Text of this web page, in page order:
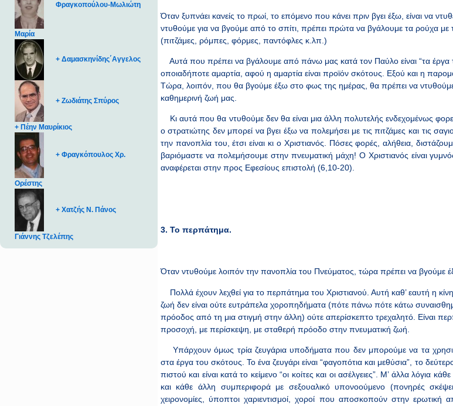
Φραγκοπούλου-Μωλιώτη
Μαρία
+ Δαμασκηνίδης΄Αγγελος
+ Ζωδιάτης Σπύρος
+ Πέην Μαυρίκιος
+ Φραγκόπουλος Χρ.
Ορέστης
+ Χατζής Ν. Πάνος
Γιάννης Τζελέπης
Όταν ξυπνάει κανείς το πρωί, το επόμενο που κάνει πριν βγει έξω, είναι να
ντυθούμε για να βγούμε από το σπίτι, πρέπει πρώτα να βγάλουμε τα ρούχα
(πιτζάμες, ρόμπες, φόρμες, παντόφλες κ.λπ.)
Αυτά που πρέπει να βγάλουμε από πάνω μας κατά τον Παύλο είναι “τα έργα
οποιαδήποτε αμαρτία, αφού η αμαρτία είναι προϊόν σκότους. Εξού και η
Τώρα, λοιπόν, που θα βγούμε έξω στο φως της ημέρας, θα πρέπει να
καθημερινή ζωή μας.
Κι αυτά που θα ντυθούμε δεν θα είναι μια άλλη πολυτελής ενδεχομένως
ο στρατιώτης δεν μπορεί να βγει έξω να πολεμήσει με τις πιτζάμες και τις
την πανοπλία του, έτσι είναι κι ο Χριστιανός. Πόσες φορές, αλήθεια,
βαριόμαστε να πολεμήσουμε στην πνευματική μάχη! Ο Χριστιανός είναι
αναφέρεται στην προς Εφεσίους επιστολή (6,10-20).
3. Το περπάτημα.
Όταν ντυθούμε λοιπόν την πανοπλία του Πνεύματος, τώρα πρέπει να βγούμε
Πολλά έχουν λεχθεί για το περπάτημα του Χριστιανού. Αυτή καθ’ εαυτή η
ζωή δεν είναι ούτε ευτράπελα χοροπηδήματα (πότε πάνω πότε κάτω
πρόοδος από τη μια στιγμή στην άλλη) ούτε απερίσκεπτο τρεχαλητό. Είναι
προσοχή, με περίσκεψη, με σταθερή πρόοδο στην πνευματική ζωή.
Υπάρχουν όμως τρία ζευγάρια υποδήματα που δεν μπορούμε να τα
στα έργα του σκότους. Το ένα ζευγάρι είναι “φαγοπότια και μεθύσια”, το
πιστού και είναι κατά το κείμενο “οι κοίτες και οι ασέλγειες”. Μ’ άλλα λόγια
και κάθε άλλη συμπεριφορά με σεξουαλικό υπονοούμενο (πονηρές
χειρονομίες, ύποπτοι χαριεντισμοί, χοροί που αποσκοπούν στην